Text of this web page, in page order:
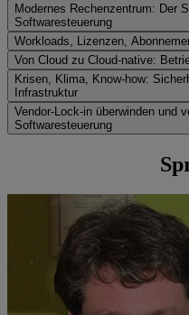
Modernes Rechenzentrum: Der
Softwaresteuerung
Workloads, Lizenzen,
Von Cloud zu Cloud-native:
Krisen, Klima, Know-how:
Infrastruktur
Vendor-Lock-in überwinden und
Softwaresteuerung